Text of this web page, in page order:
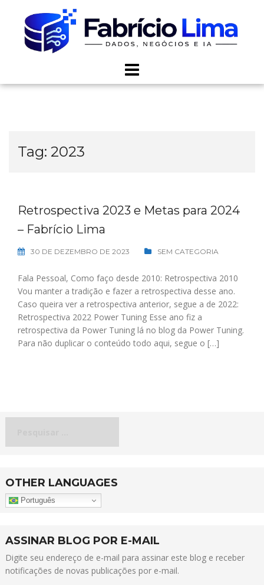
content
Tag: 2023
Retrospectiva 2023 e Metas para 2024
– Fabrício Lima
30 DE DEZEMBRO DE 2023 SEM CATEGORIA
Fala Pessoal, Como faço desde 2010: Retrospectiva 2010
Vou manter a tradição e fazer a retrospectiva desse ano.
Caso queira ver a retrospectiva anterior, segue a de 2022:
Retrospectiva 2022 Power Tuning Esse ano fiz a
retrospectiva da Power Tuning lá no blog da Power Tuning.
Para não duplicar o conteúdo todo aqui, segue o […]
OTHER LANGUAGES
Português
ASSINAR BLOG POR E-MAIL
Digite seu endereço de e-mail para assinar este blog e receber
notificações de novas publicações por e-mail.